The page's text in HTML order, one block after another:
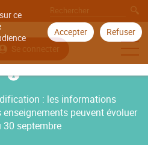
ce
Accepter Refuser
Se connecter
: les informations
peuvent évoluer
30 septembre